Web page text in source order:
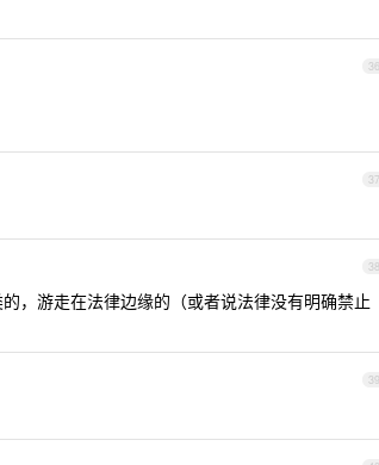
36
37
38
，游走在法律边缘的（或者说法律没有明确禁止
39